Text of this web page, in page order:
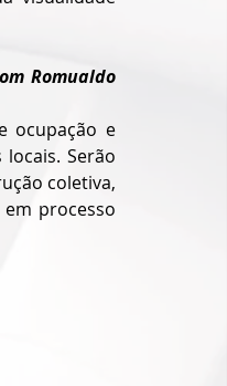
Romualdo
ocupação e
Serão
coletiva,
processo